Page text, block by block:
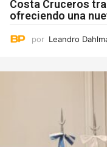
Costa Cruceros
ofreciendo una
por Leandro